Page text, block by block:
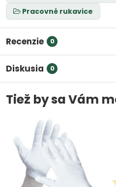
Pracovné rukavice
Recenzie 0
Diskusia 0
Tiež by sa Vám